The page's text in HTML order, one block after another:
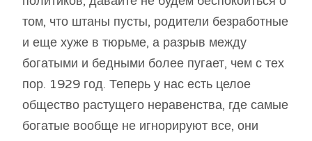
том, что штаны пусты, родители безработные
и еще хуже в тюрьме, а разрыв между
богатыми и бедными более пугает, чем с тех
пор. 1929 год. Теперь у нас есть целое
общество растущего неравенства, где самые
богатые вообще не игнорируют все, они